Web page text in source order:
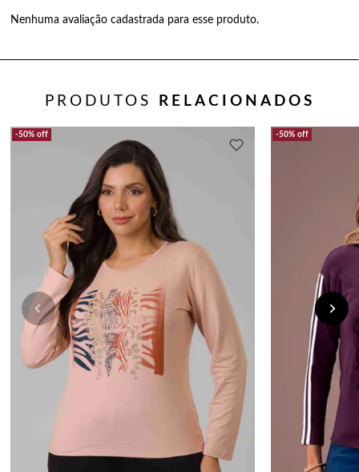
Nenhuma avaliação cadastrada para esse produto.
PRODUTOS RELACIONADOS
50% off 50% off